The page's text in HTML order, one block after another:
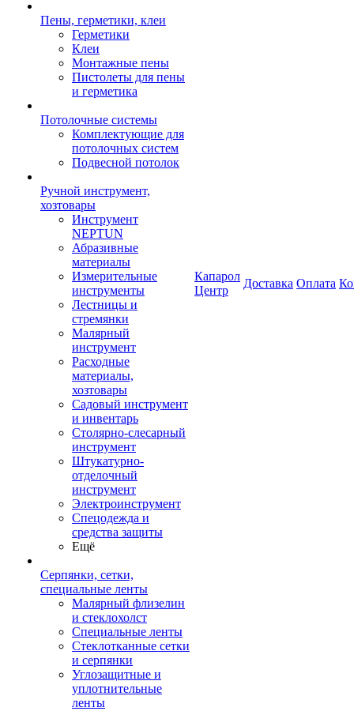
Пены, герметики, клеи
Герметики
Клеи
Монтажные пены
Пистолеты для пены
и герметика
Потолочные системы
Комплектующие для
потолочных систем
Подвесной потолок
Ручной инструмент,
хозтовары
Инструмент
NEPTUN
Абразивные
материалы
Измерительные
инструменты
Лестницы и
стремянки
Малярный
инструмент
Расходные
материалы,
хозтовары
Садовый инструмент
и инвентарь
Столярно-слесарный
инструмент
Штукатурно-
отделочный
инструмент
Электроинструмент
Спецодежда и
средства защиты
Ещё
Серпянки, сетки,
специальные ленты
Малярный флизелин
и стеклохолст
Специальные ленты
Стеклотканные сетки
и серпянки
Углозащитные и
уплотнительные
ленты
Капарол
Центр
Доставка Оплата